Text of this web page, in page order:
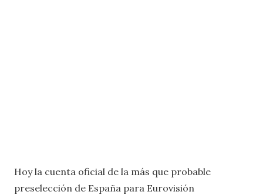
Hoy la cuenta oficial de la más que probable
preselección de España para Eurovisión